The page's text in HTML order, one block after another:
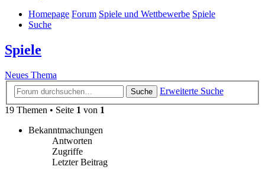
Homepage Forum Spiele und Wettbewerbe Spiele
Suche
Spiele
Neues Thema
Suche
Erweiterte Suche
19 Themen • Seite 1 von 1
Bekanntmachungen
Antworten
Zugriffe
Letzter Beitrag